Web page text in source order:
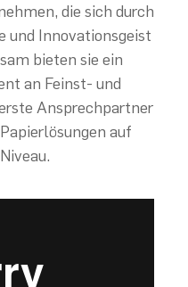
die sich durch
und Innovationsgeist
bieten sie ein
an Feinst- und
Ansprechpartner
auf